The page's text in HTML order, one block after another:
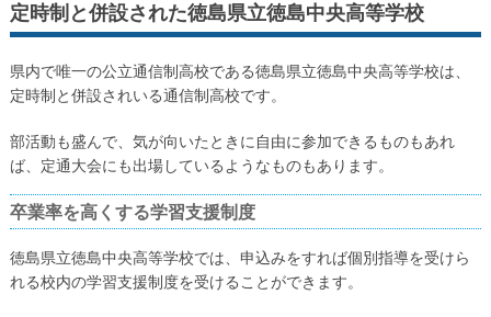
定時制と併設された徳島県立徳島中央高等学校
県内で唯一の公立通信制高校である徳島県立徳島中央高等学校は、
定時制と併設されいる通信制高校です。
部活動も盛んで、気が向いたときに自由に参加できるものもあれ
ば、定通大会にも出場しているようなものもあります。
卒業率を高くする学習支援制度
徳島県立徳島中央高等学校では、申込みをすれば個別指導を受けら
れる校内の学習支援制度を受けることができます。